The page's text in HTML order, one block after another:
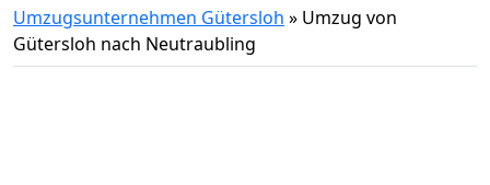
Umzugsunternehmen Gütersloh » Umzug von
Gütersloh nach Neutraubling